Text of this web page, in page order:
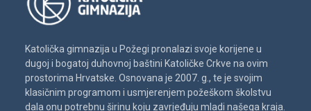
Katolička gimnazija u Požegi pronalazi svoje korijene u
dugoj i bogatoj duhovnoj baštini Katoličke Crkve na ovim
prostorima Hrvatske. Osnovana je 2007. g., te je svojim
klasičnim programom i usmjerenjem požeškom školstvu
dala onu potrebnu širinu koju zavrjeđuju mladi našega kraja.